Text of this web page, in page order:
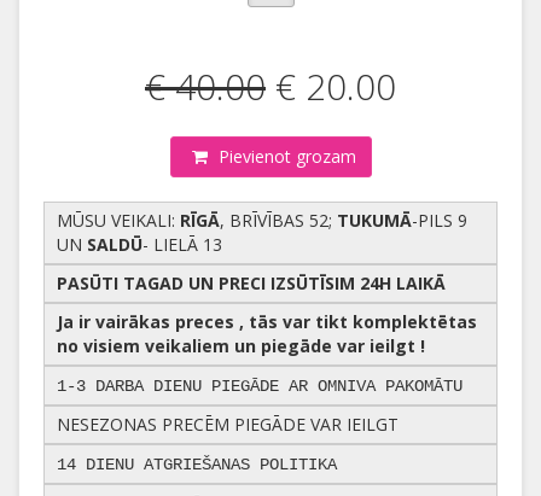
€ 40.00 € 20.00
Pievienot grozam
MŪSU VEIKALI: RĪGĀ, BRĪVĪBAS 52; TUKUMĀ-PILS 9
UN SALDŪ- LIELĀ 13
PASŪTI TAGAD UN PRECI IZSŪTĪSIM 24H LAIKĀ
Ja ir vairākas preces , tās var tikt komplektētas
no visiem veikaliem un piegāde var ieilgt !
1-3 DARBA DIENU PIEGĀDE AR OMNIVA PAKOMĀTU
NESEZONAS PRECĒM PIEGĀDE VAR IEILGT
14 DIENU ATGRIEŠANAS POLITIKA